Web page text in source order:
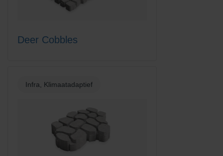
Deer Cobbles
Infra, Klimaatadaptief